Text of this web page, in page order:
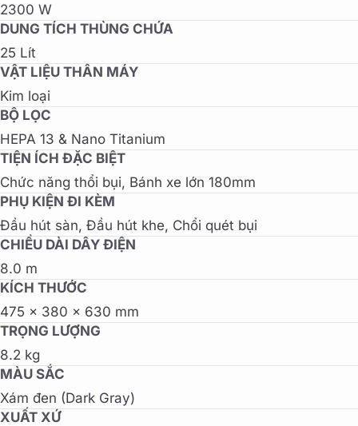
2300 W
DUNG TÍCH THÙNG CHỨA
25 Lít
VẬT LIỆU THÂN MÁY
Kim loại
BỘ LỌC
HEPA 13 & Nano Titanium
TIỆN ÍCH ĐẶC BIỆT
Chức năng thổi bụi, Bánh xe lớn 180mm
PHỤ KIỆN ĐI KÈM
Đầu hút sàn, Đầu hút khe, Chổi quét bụi
CHIỀU DÀI DÂY ĐIỆN
8.0 m
KÍCH THƯỚC
475 x 380 x 630 mm
TRỌNG LƯỢNG
8.2 kg
MÀU SẮC
Xám đen (Dark Gray)
XUẤT XỨ